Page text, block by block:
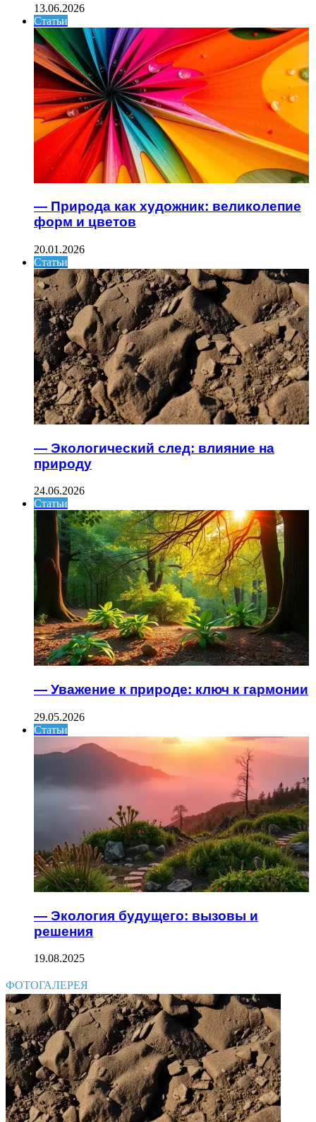
13.06.2026
Статьи
— Природа как художник: великолепие
форм и цветов
20.01.2026
Статьи
— Экологический след: влияние на
природу
24.06.2026
Статьи
— Уважение к природе: ключ к гармонии
29.05.2026
Статьи
— Экология будущего: вызовы и
решения
19.08.2025
ФОТОГАЛЕРЕЯ